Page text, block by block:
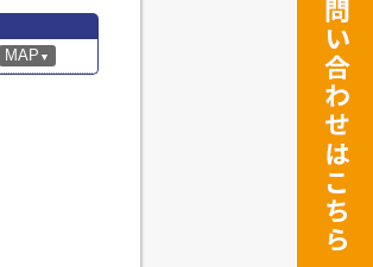
MAP ▼